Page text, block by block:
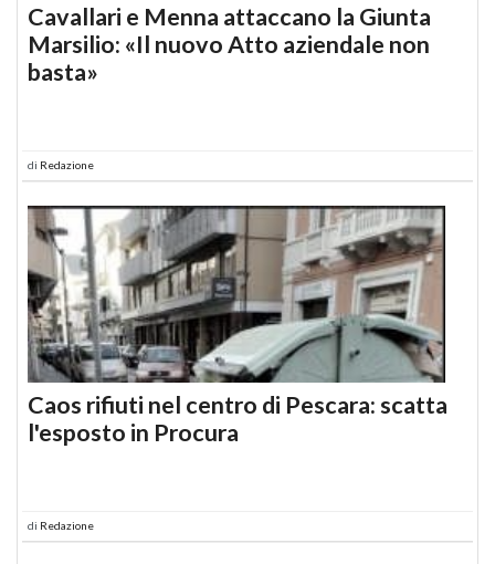
Cavallari e Menna attaccano la Giunta
Marsilio: «Il nuovo Atto aziendale non
basta»
di Redazione
Caos rifiuti nel centro di Pescara: scatta
l'esposto in Procura
di Redazione